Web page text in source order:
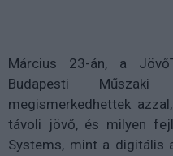
Március 23-án, a
Budapesti
megismerkedhettek
távoli jövő, és milyen
Systems, mint a digitális